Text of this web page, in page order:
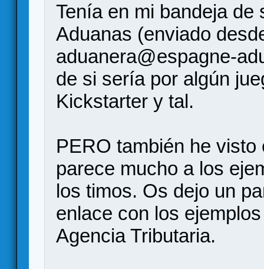
Tenía en mi bandeja
Aduanas (enviado
aduanera@espagne-
de si sería por algún
Kickstarter y tal.
PERO también he
parece mucho a los
los timos. Os dejo un
enlace con los
Agencia Tributaria.